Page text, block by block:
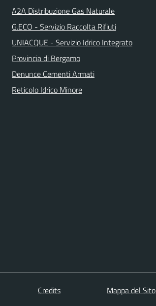
A2A Distribuzione Gas Naturale
G.ECO - Servizio Raccolta Rifiuti
UNIACQUE - Servizio Idrico Integrato
Provincia di Bergamo
Denunce Cementi Armati
Reticolo Idrico Minore
Credits Mappa del Sito